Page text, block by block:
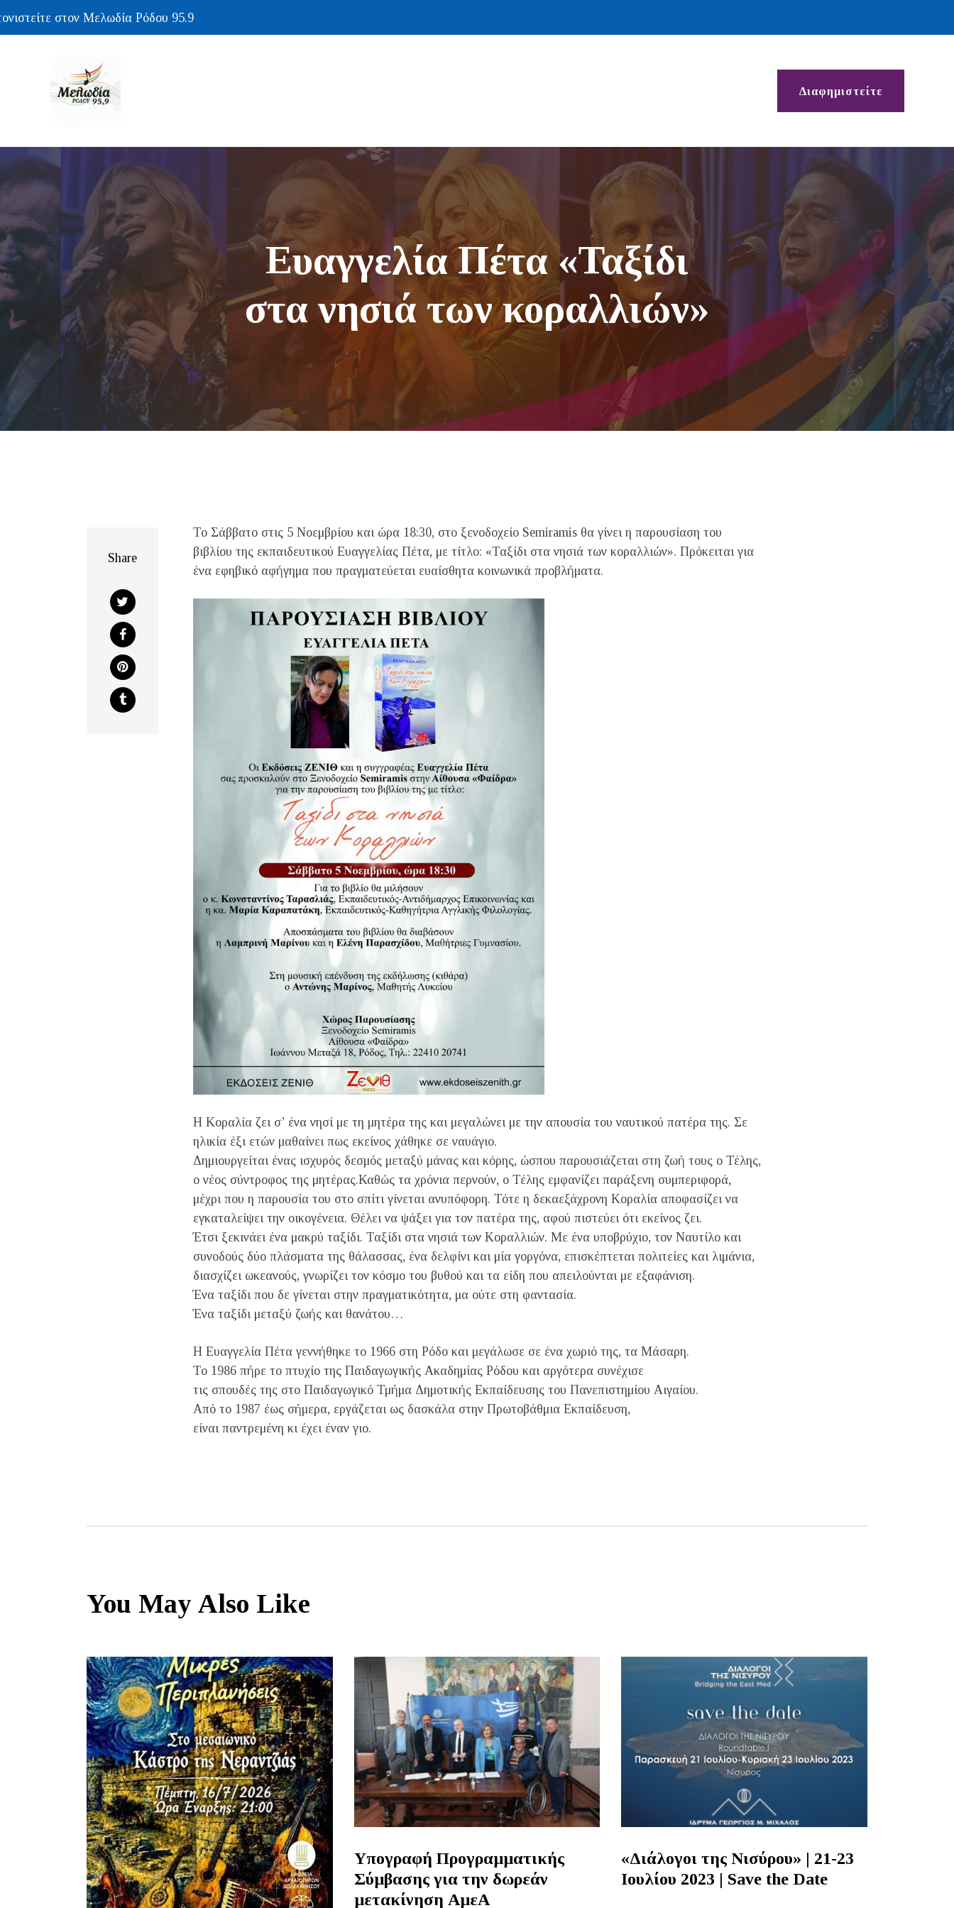
στον Μελωδία Ρόδου 95.9
Διαφημιστείτε
Ευαγγελία Πέτα «Ταξίδι
στα νησιά των κοραλλιών»
Share
Το Σάββατο στις 5 Νοεμβρίου και ώρα 18:30, στο ξενοδοχείο Semiramis θα γίνει η παρουσίαση του
βιβλίου της εκπαιδευτικού Ευαγγελίας Πέτα, με τίτλο: «Ταξίδι στα νησιά των κοραλλιών». Πρόκειται για
ένα εφηβικό αφήγημα που πραγματεύεται ευαίσθητα κοινωνικά προβλήματα.
Η Κοραλία ζει σ’ ένα νησί με τη μητέρα της και μεγαλώνει με την απουσία του ναυτικού πατέρα της. Σε
ηλικία έξι ετών μαθαίνει πως εκείνος χάθηκε σε ναυάγιο.
Δημιουργείται ένας ισχυρός δεσμός μεταξύ μάνας και κόρης, ώσπου παρουσιάζεται στη ζωή τους ο Τέλης,
ο νέος σύντροφος της μητέρας.Καθώς τα χρόνια περνούν, ο Τέλης εμφανίζει παράξενη συμπεριφορά,
μέχρι που η παρουσία του στο σπίτι γίνεται ανυπόφορη. Τότε η δεκαεξάχρονη Κοραλία αποφασίζει να
εγκαταλείψει την οικογένεια. Θέλει να ψάξει για τον πατέρα της, αφού πιστεύει ότι εκείνος ζει.
Έτσι ξεκινάει ένα μακρύ ταξίδι. Ταξίδι στα νησιά των Κοραλλιών. Με ένα υποβρύχιο, τον Ναυτίλο και
συνοδούς δύο πλάσματα της θάλασσας, ένα δελφίνι και μία γοργόνα, επισκέπτεται πολιτείες και λιμάνια,
διασχίζει ωκεανούς, γνωρίζει τον κόσμο του βυθού και τα είδη που απειλούνται με εξαφάνιση.
Ένα ταξίδι που δε γίνεται στην πραγματικότητα, μα ούτε στη φαντασία.
Ένα ταξίδι μεταξύ ζωής και θανάτου…
Η Ευαγγελία Πέτα γεννήθηκε το 1966 στη Ρόδο και μεγάλωσε σε ένα χωριό της, τα Μάσαρη.
Το 1986 πήρε το πτυχίο της Παιδαγωγικής Ακαδημίας Ρόδου και αργότερα συνέχισε
τις σπουδές της στο Παιδαγωγικό Τμήμα Δημοτικής Εκπαίδευσης του Πανεπιστημίου Αιγαίου.
Από το 1987 έως σήμερα, εργάζεται ως δασκάλα στην Πρωτοβάθμια Εκπαίδευση,
είναι παντρεμένη κι έχει έναν γιο.
You May Also Like
Υπογραφή Προγραμματικής
Σύμβασης για την δωρεάν
μετακίνηση ΑμεΑ
«Διάλογοι της Νισύρου» | 21-23
Ιουλίου 2023 | Save the Date